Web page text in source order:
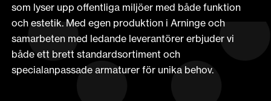
som lyser upp offentliga miljöer med både funktion
och estetik. Med egen produktion i Arninge och
samarbeten med ledande leverantörer erbjuder vi
både ett brett standardsortiment och
specialanpassade armaturer för unika behov.